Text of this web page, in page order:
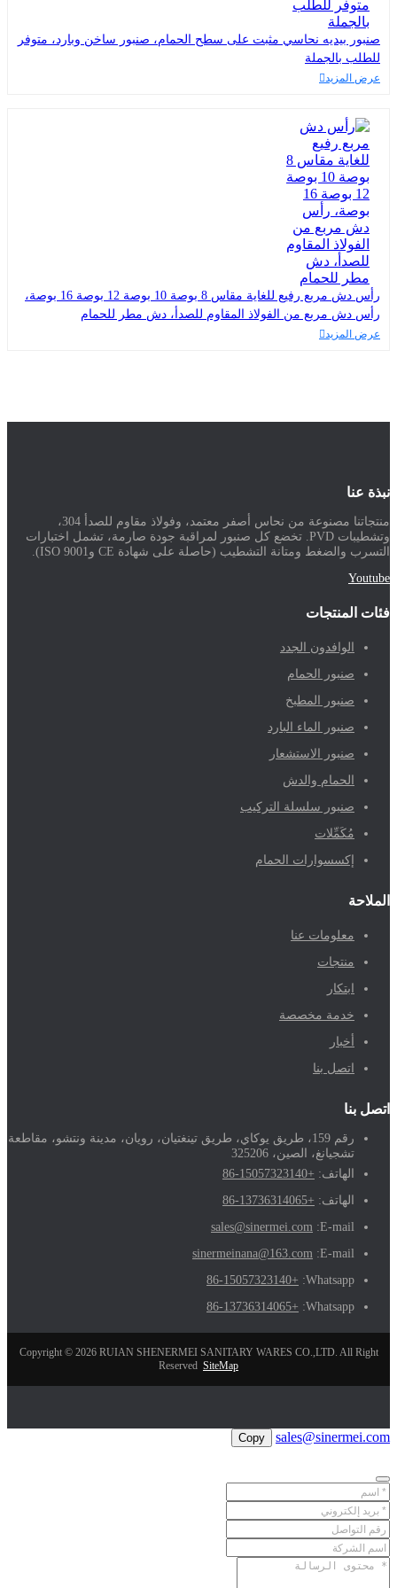
صنبور بيديه نحاسي مثبت على سطح الحمام، صنبور ساخن وبارد، متوفر
للطلب بالجملة
عرض المزيد
رأس دش مربع رفيع للغاية مقاس 8 بوصة 10 بوصة 12 بوصة 16 بوصة،
رأس دش مربع من الفولاذ المقاوم للصدأ، دش مطر للحمام
عرض المزيد
نبذة عنا
منتجاتنا مصنوعة من نحاس أصفر معتمد، وفولاذ مقاوم للصدأ 304،
وتشطيبات PVD. تخضع كل صنبور لمراقبة جودة صارمة، تشمل اختبارات
التسرب والضغط ومتانة التشطيب (حاصلة على شهادة CE وISO 9001).
Youtube
فئات المنتجات
الوافدون الجدد
صنبور الحمام
صنبور المطبخ
صنبور الماء البارد
صنبور الاستشعار
الحمام والدش
صنبور سلسلة التركيب
مُكَمِّلات
إكسسوارات الحمام
الملاحة
معلومات عنا
منتجات
ابتكار
خدمة مخصصة
أخبار
اتصل بنا
اتصل بنا
رقم 159، طريق يوكاي، طريق تينغتيان، رويان، مدينة ونتشو، مقاطعة
تشجيانغ، الصين، 325206
الهاتف: +86-15057323140
الهاتف: +86-13736314065
E-mail:
sales@sinermei.com
E-mail:
sinermeinana@163.com
Whatsapp:
+86-15057323140
Whatsapp:
+86-13736314065
Copyright © 2026 RUIAN SHENERMEI SANITARY WARES CO.,LTD. All Right
Reserved SiteMap
sales@sinermei.com
Copy